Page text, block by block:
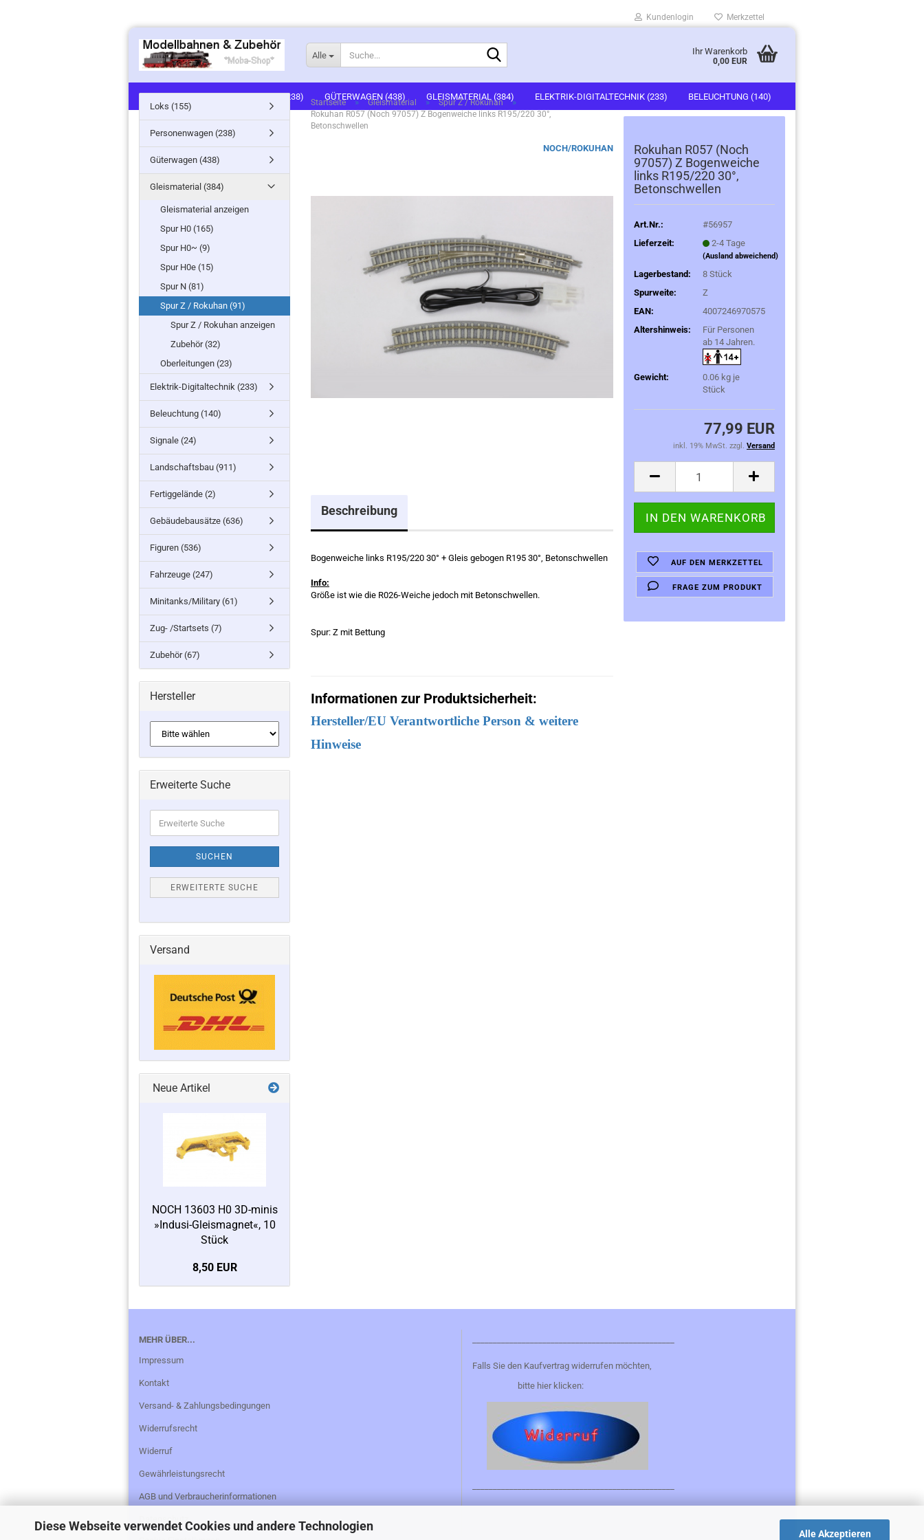
Diese Webseite verwendet Cookies und andere Technologien
Alle Akzeptieren
Kundenlogin Merkzettel
Alle Ihr Warenkorb
0,00 EUR
LOKS (155) PERSONENWAGEN (238) GÜTERWAGEN (438) GLEISMATERIAL (384) ELEKTRIK-DIGITALTECHNIK (233) BELEUCHTUNG (140)
LANDSCHAFTSBAU (911) FERTIGGELÄNDE (2)
Startseite » Gleismaterial » Spur Z / Rokuhan »
Rokuhan R057 (Noch 97057) Z Bogenweiche links R195/220 30°,
Betonschwellen
NOCH/ROKUHAN
Rokuhan R057 (Noch
97057) Z Bogenweiche
links R195/220 30°,
Betonschwellen
Art.Nr.:
#56957
Lieferzeit:
2-4 Tage
(Ausland abweichend)
Lagerbestand: 8Stück
Spurweite:
Z
EAN:
4007246970575
Altershinweis:
Für Personen
ab 14 Jahren.
Gewicht: 0.06 kg je
Stück
77,99 EUR
inkl. 19% MwSt. zzgl. Versand
AUF DEN MERKZETTEL
FRAGE ZUM PRODUKT
Beschreibung
Bogenweiche links R195/220 30° + Gleis gebogen R195 30°, Betonschwellen
Info:
Größe ist wie die R026-Weiche jedoch mit Betonschwellen.
Spur: Z mit Bettung
Informationen zur Produktsicherheit:
Hersteller/EU Verantwortliche Person & weitere
Hinweise
Loks (155)
Personenwagen (238)
Güterwagen (438)
Gleismaterial (384)
Gleismaterial anzeigen
Spur H0 (165)
Spur H0~ (9)
Spur H0e (15)
Spur N (81)
Spur Z / Rokuhan (91)
Spur Z / Rokuhan anzeigen
Zubehör (32)
Oberleitungen (23)
Elektrik-Digitaltechnik (233)
Beleuchtung (140)
Signale (24)
Landschaftsbau (911)
Fertiggelände (2)
Gebäudebausätze (636)
Figuren (536)
Fahrzeuge (247)
Minitanks/Military (61)
Zug- /Startsets (7)
Zubehör (67)
Hersteller
Erweiterte Suche
Suche
SUCHEN
ERWEITERTE SUCHE
Versand
Neue Artikel
NOCH 13603 H0 3D-minis
»Indusi-Gleismagnet«, 10
Stück
8,50 EUR
MEHR ÜBER...
Impressum
Kontakt
Versand- & Zahlungsbedingungen
Widerrufsrecht
Widerruf
Gewährleistungsrecht
AGB und Verbraucherinformationen
Datenschutz
Falls Sie den Kaufvertrag widerrufen möchten,
bitte hier klicken: